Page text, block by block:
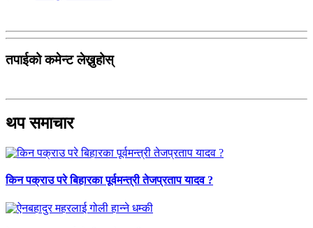
तपाईको कमेन्ट लेख्नुहोस्
थप समाचार
किन पक्राउ परे बिहारका पूर्वमन्त्री तेजप्रताप यादव ?